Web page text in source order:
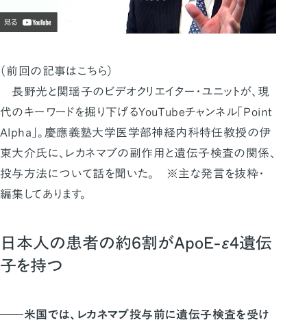
（前回の記事はこちら）
長野光と関瑶子のビデオクリエイター・ユニットが、現
代のキーワードを掘り下げるYouTubeチャンネル「Point
Alpha」。慶應義塾大学医学部神経内科特任教授の伊
東大介氏に、レカネマブの副作用と遺伝子検査の関係、
投与方法について話を聞いた。 ※主な発言を抜粋・
編集してあります。
日本人の患者の約6割がApoE-ε4遺伝
子を持つ
――米国では、レカネマブ投与前に遺伝子検査を受け